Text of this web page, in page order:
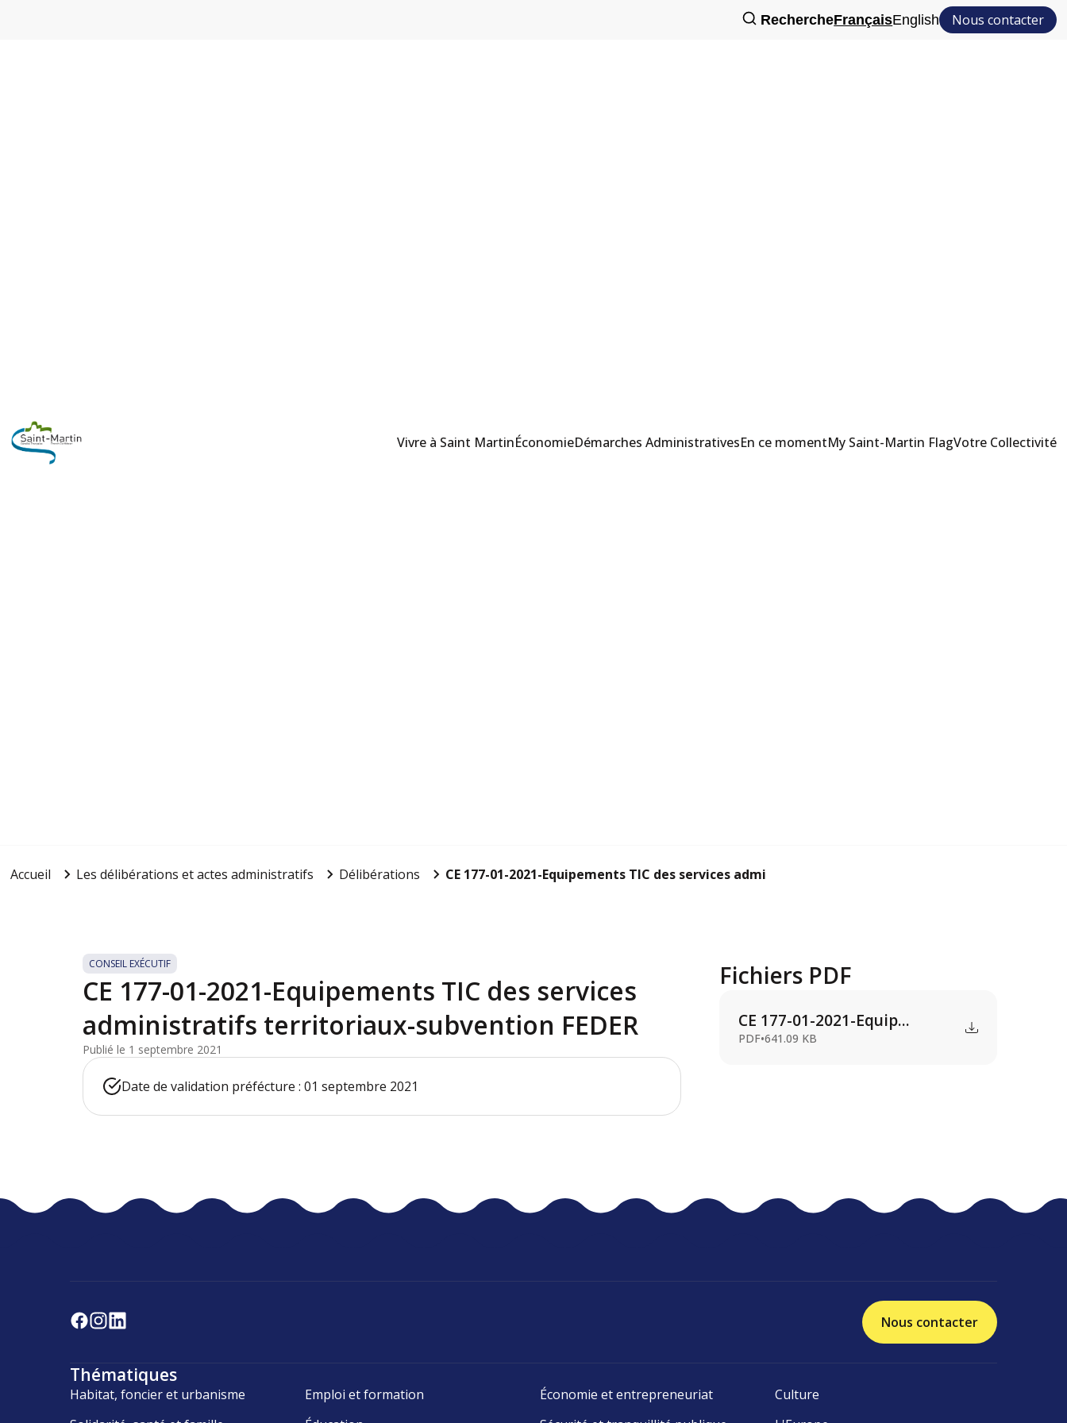
RechercheFrançaisEnglish Nous contacter
Vivre à Saint MartinÉconomieDémarches AdministrativesEn ce momentMy Saint-Martin FlagVotre Collectivité
Accueil Les délibérations et actes administratifs Délibérations CE 177-01-2021-Equipements TIC des services administratifs t...
CONSEIL EXÉCUTIF
CE 177-01-2021-Equipements TIC des services
administratifs territoriaux-subvention FEDER
Publié le 1 septembre 2021
Date de validation préfécture : 01 septembre 2021
Fichiers PDF
CE 177-01-2021-Equip...
PDF•641.09 KB
Nous contacter
Thématiques
Habitat, foncier et urbanisme Emploi et formation Économie et entrepreneuriat
Culture